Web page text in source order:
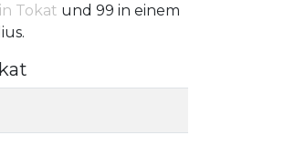
Tokat und 99 in einem